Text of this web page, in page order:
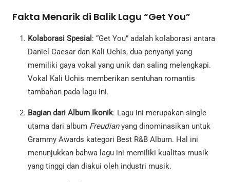
Fakta Menarik di Balik Lagu “Get You”
Kolaborasi Spesial : “Get You” adalah kolaborasi antara
Daniel Caesar dan Kali Uchis, dua penyanyi yang
memiliki gaya vokal yang unik dan saling melengkapi.
Vokal Kali Uchis memberikan sentuhan romantis
tambahan pada lagu ini.
Bagian dari Album Ikonik: Lagu ini merupakan single
utama dari album Freudianyang dinominasikan untuk
Grammy Awards kategori Best R&B Album. Hal ini
menunjukkan bahwa lagu ini memiliki kualitas musik
yang tinggi dan diakui oleh industri musik.